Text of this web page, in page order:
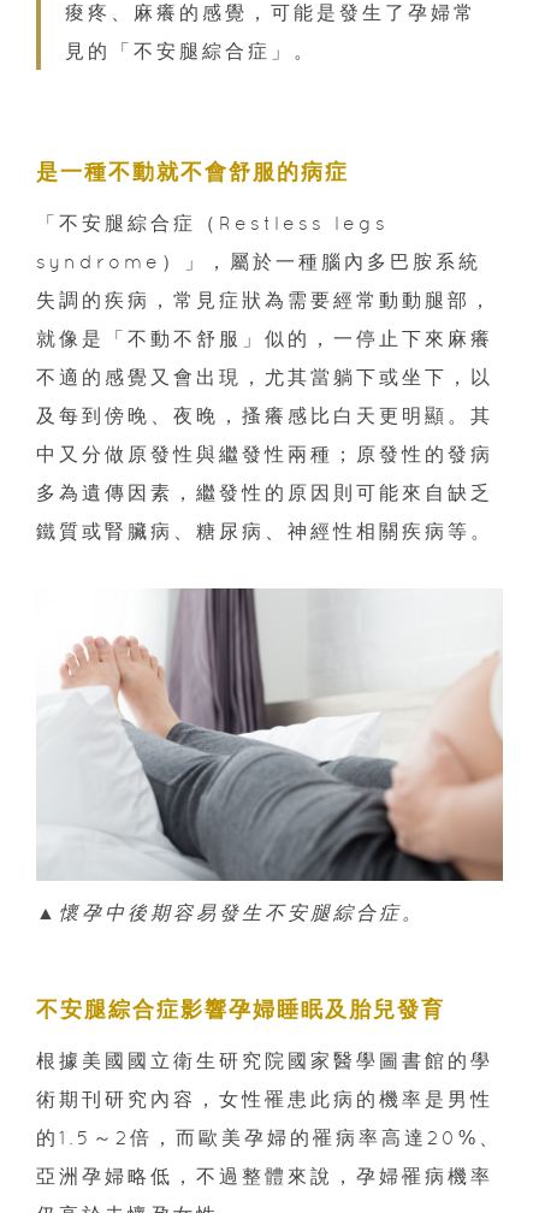
痠疼、麻癢的感覺，可能是發生了孕婦常
見的「不安腿綜合症」。
是一種不動就不會舒服的病症
「不安腿綜合症（Restless legs
syndrome）」，屬於一種腦內多巴胺系統
失調的疾病，常見症狀為需要經常動動腿部，
就像是「不動不舒服」似的，一停止下來麻癢
不適的感覺又會出現，尤其當躺下或坐下，以
及每到傍晚、夜晚，搔癢感比白天更明顯。其
中又分做原發性與繼發性兩種；原發性的發病
多為遺傳因素，繼發性的原因則可能來自缺乏
鐵質或腎臟病、糖尿病、神經性相關疾病等。
▲ 懷孕中後期容易發生不安腿綜合症。
不安腿綜合症影響孕婦睡眠及胎兒發育
根據美國國立衛生研究院國家醫學圖書館的學
術期刊研究內容，女性罹患此病的機率是男性
的1.5～2倍，而歐美孕婦的罹病率高達20%、
亞洲孕婦略低，不過整體來說，孕婦罹病機率